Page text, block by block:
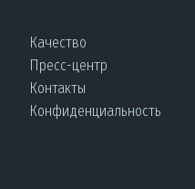
Качество
Пресс-центр
Контакты
Конфиденциальность